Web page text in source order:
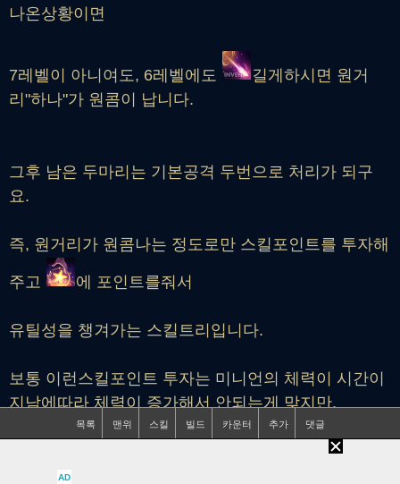
나온상황이면
7레벨이 아니여도, 6레벨에도
길게하시면 원거
리"하나"가 원콤이 납니다.
그후 남은 두마리는 기본공격 두번으로 처리가 되구
요.
즉, 원거리가 원콤나는 정도로만 스킬포인트를 투자해
주고 에 포인트를줘서
유틸성을 챙겨가는 스킬트리입니다.
보통 이런스킬포인트 투자는 미니언의 체력이 시간이
지남에따라 체력이 증가해서 안되는게 맞지만,
AD